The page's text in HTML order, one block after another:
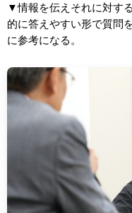
▼情報を伝えそれに対す
的に答えやすい形で質問
に参考になる。